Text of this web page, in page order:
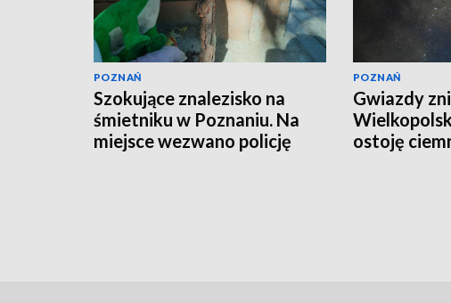
POZNAŃ
Szokujące znalezisko na
śmietniku w Poznaniu. Na
miejsce wezwano policję
POZNAŃ
Gwiazdy
ostoję